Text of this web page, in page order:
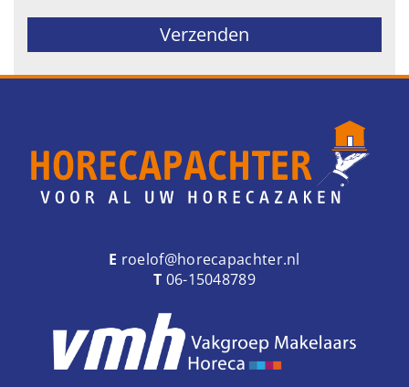
E roelof@horecapachter.nl
T 06-15048789